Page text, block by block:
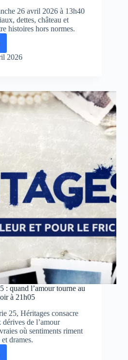
26 avril 2026 à 13h40
dettes, château et
histoires hors normes.
2026
: quand l’amour tourne au
à 21h05
25, Héritages consacre
dérives de l’amour
où sentiments riment
drames.